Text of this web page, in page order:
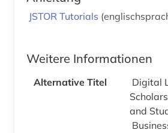
JSTOR Tutorials
Weitere Informationen
Alternative Titel
Digital
and